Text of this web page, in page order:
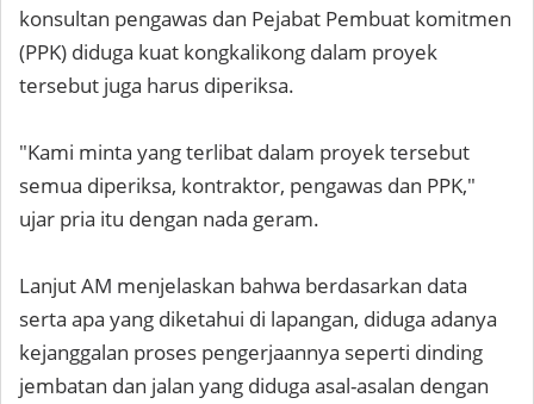
konsultan pengawas dan Pejabat Pembuat komitmen
(PPK) diduga kuat kongkalikong dalam proyek
tersebut juga harus diperiksa.
"Kami minta yang terlibat dalam proyek tersebut
semua diperiksa, kontraktor, pengawas dan PPK,"
ujar pria itu dengan nada geram.
Lanjut AM menjelaskan bahwa berdasarkan data
serta apa yang diketahui di lapangan, diduga adanya
kejanggalan proses pengerjaannya seperti dinding
jembatan dan jalan yang diduga asal-asalan dengan